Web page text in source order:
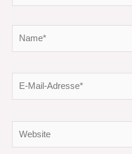
Mail-